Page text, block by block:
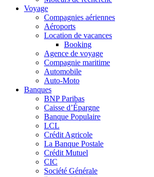
Voyage
Compagnies aériennes
Aéroports
Location de vacances
Booking
Agence de voyage
Compagnie maritime
Automobile
Auto-Moto
Banques
BNP Paribas
Caisse d’Épargne
Banque Populaire
LCL
Crédit Agricole
La Banque Postale
Crédit Mutuel
CIC
Société Générale